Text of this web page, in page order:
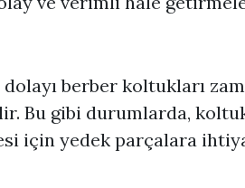
berber koltukları
Bu gibi durumlarda,
için yedek parçalara